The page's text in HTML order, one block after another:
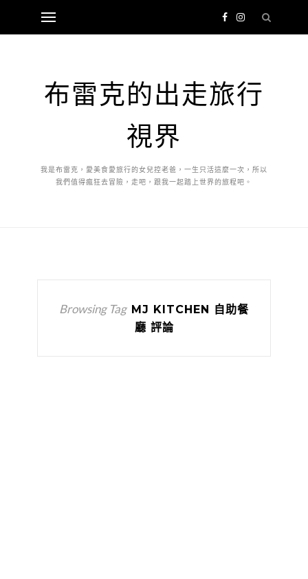
布雷克的出走旅行
視界
我是布雷克，愛美食愛旅行的女兒控老爸，一生只活這麼一次，所以
我們值得瘋狂去冒險，走吧，跟我一起踏上世界的旅程吧。
Browsing Tag MJ KITCHEN 自助餐
廳 評論